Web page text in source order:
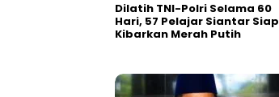
Dilatih TNI-Polri Selama 60
Hari, 57 Pelajar Siantar Siap
Kibarkan Merah Putih